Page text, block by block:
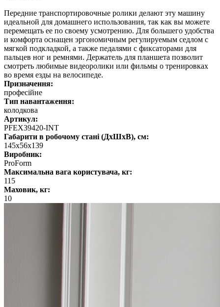
Передние транспортировочные ролики делают эту машину
идеальной для домашнего использования, так как вы можете
перемещать ее по своему усмотрению. Для большего удобства
и комфорта оснащен эргономичным регулируемым седлом с
мягкой подкладкой, а также педалями с фиксаторами для
пальцев ног и ремнями. Держатель для планшета позволит
смотреть любимые видеоролики или фильмы о тренировках
во время езды на велосипеде.
Призначення:
професійне
Тип навантаження:
колодкова
Артикул:
PFEX39420-INT
Габарити в робочому стані (ДхШхВ), см:
145x56x139
Виробник:
ProForm
Максимальна вага користувача, кг:
115
Маховик, кг:
10